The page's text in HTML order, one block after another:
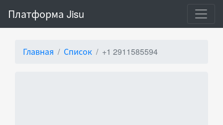
Платформа Jisu
Главная Список +1 2911585594